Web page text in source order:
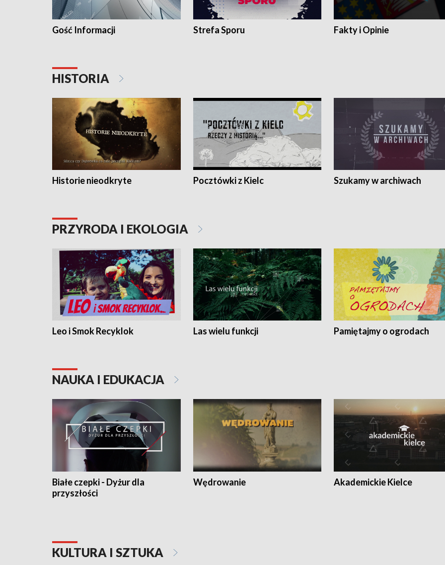
Gość Informacji Strefa Sporu Fakty i Opinie
HISTORIA
Historie nieodkryte Pocztówki z Kielc Szukamy w archiwach
PRZYRODA I EKOLOGIA
Leo i Smok Recyklok Las wielu funkcji Pamiętajmy o ogrodach
NAUKA I EDUKACJA
Białe czepki - Dyżur dla
przyszłości
Wędrowanie Akademickie Kielce
KULTURA I SZTUKA